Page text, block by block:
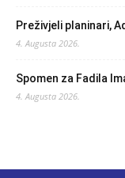
Preživjeli planinari,
4. Augusta 2026.
Spomen za Fadila
4. Augusta 2026.